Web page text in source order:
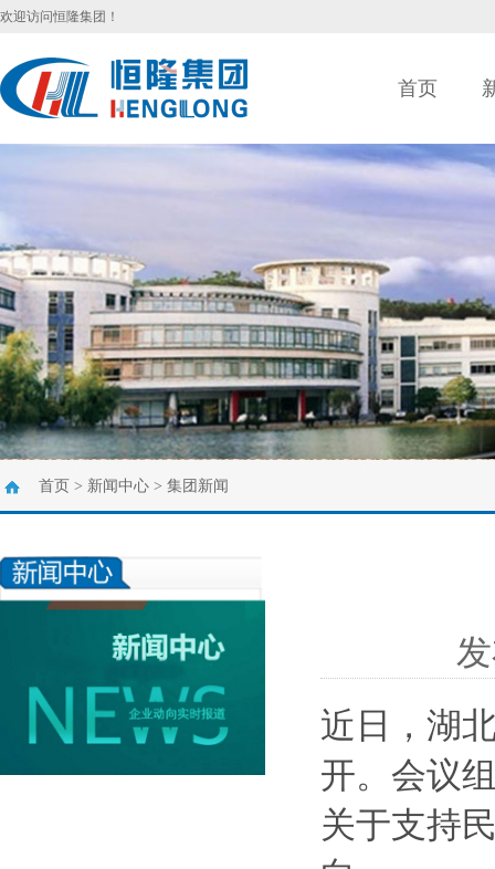
欢迎访问恒隆集团！
首页
首页 > 新闻中心 > 集团新闻
近日
，湖
开。 会议
关于支持